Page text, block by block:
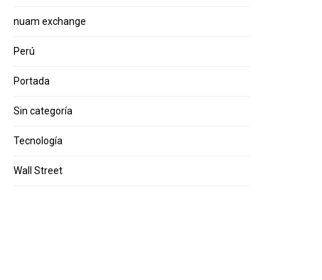
nuam exchange
Perú
Portada
Sin categoría
Tecnología
Wall Street